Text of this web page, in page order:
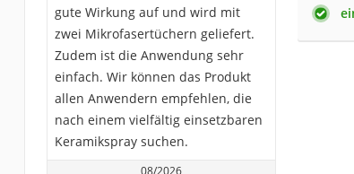
gute Wirkung auf und wird mit
zwei Mikrofasertüchern geliefert.
Zudem ist die Anwendung sehr
einfach. Wir können das Produkt
allen Anwendern empfehlen, die
nach einem vielfältig einsetzbaren
Keramikspray suchen.
08/2026